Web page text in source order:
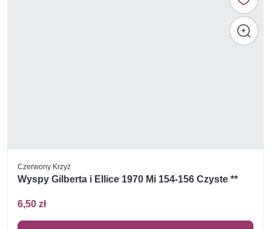
Czerwony Krzyż
Wyspy Gilberta i Ellice 1970 Mi 154-156 Czyste **
6,50 zł